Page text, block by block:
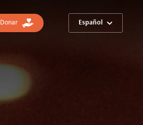
Donar Español